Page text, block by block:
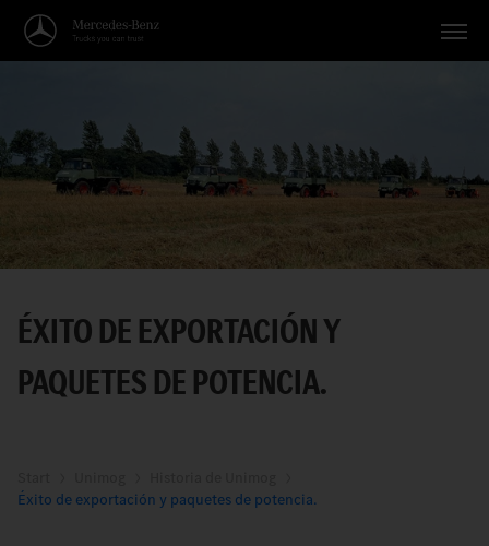
Aplicaciones
Temas
Español
ÉXITO DE EXPORTACIÓN Y
PAQUETES DE POTENCIA.
Éxito de exportación y paquetes de potencia.